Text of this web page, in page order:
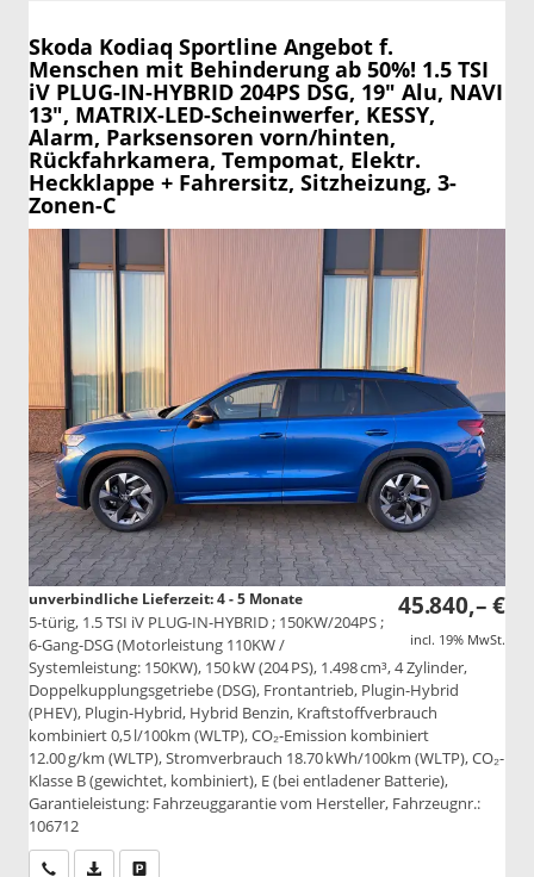
Skoda Kodiaq Sportline Angebot f.
Menschen mit Behinderung ab 50%! 1.5 TSI
iV PLUG-IN-HYBRID 204PS DSG, 19" Alu, NAVI
13", MATRIX-LED-Scheinwerfer, KESSY,
Alarm, Parksensoren vorn/hinten,
Rückfahrkamera, Tempomat, Elektr.
Heckklappe + Fahrersitz, Sitzheizung, 3-
Zonen-C
45.840,– €
incl. 19% MwSt.
unverbindliche Lieferzeit: 4 - 5 Monate
5-türig, 1.5 TSI iV PLUG-IN-HYBRID ; 150KW/204PS ;
6-Gang-DSG (Motorleistung 110KW /
Systemleistung: 150KW), 150 kW (204 PS), 1.498 cm³, 4 Zylinder,
Doppelkupplungsgetriebe (DSG), Frontantrieb, Plugin-Hybrid
(PHEV), Plugin-Hybrid, Hybrid Benzin, Kraftstoffverbrauch
kombiniert 0,5 l/100km (WLTP), CO₂-Emission kombiniert
12.00 g/km (WLTP), Stromverbrauch 18.70 kWh/100km (WLTP), CO₂-
Klasse B (gewichtet, kombiniert), E (bei entladener Batterie),
Garantieleistung: Fahrzeuggarantie vom Hersteller, Fahrzeugnr.:
106712
Wir rufen Sie anPDF-Datei, Fahrzeugexposé drucken